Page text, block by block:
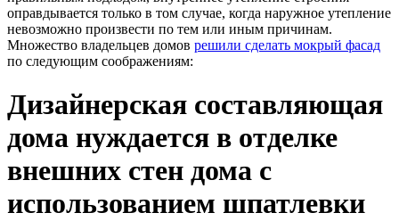
оправдывается только в том случае, когда наружное утепление
невозможно произвести по тем или иным причинам.
Множество владельцев домов решили сделать мокрый фасад
по следующим соображениям:
Дизайнерская составляющая
дома нуждается в отделке
внешних стен дома с
использованием шпатлевки